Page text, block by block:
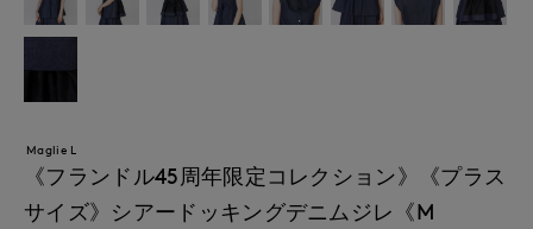
Maglie L
《フランドル45周年限定コレクション》《プラス
サイズ》シアードッキングデニムジレ《M